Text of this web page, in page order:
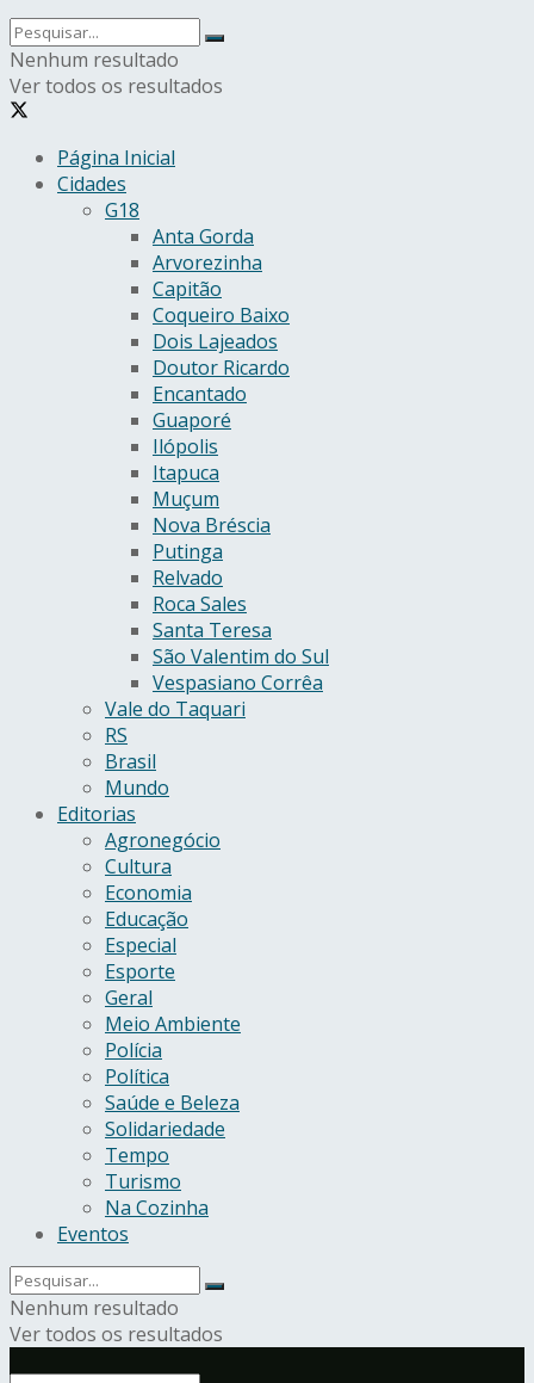
Nenhum resultado
Ver todos os resultados
Página Inicial
Cidades
G18
Anta Gorda
Arvorezinha
Capitão
Coqueiro Baixo
Dois Lajeados
Doutor Ricardo
Encantado
Guaporé
Ilópolis
Itapuca
Muçum
Nova Bréscia
Putinga
Relvado
Roca Sales
Santa Teresa
São Valentim do Sul
Vespasiano Corrêa
Vale do Taquari
RS
Brasil
Mundo
Editorias
Agronegócio
Cultura
Economia
Educação
Especial
Esporte
Geral
Meio Ambiente
Polícia
Política
Saúde e Beleza
Solidariedade
Tempo
Turismo
Na Cozinha
Eventos
Nenhum resultado
Ver todos os resultados